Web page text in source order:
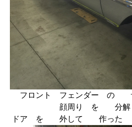
フロント フェンダー の
顔周り を 分解
ドア を 外して 作っ